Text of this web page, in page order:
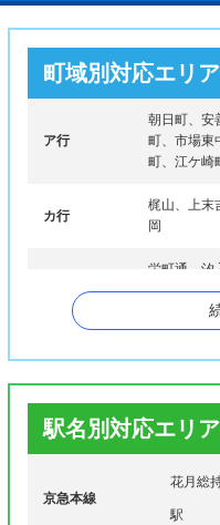
町域別対応エリア
ア行
朝日町、安
町、市場東
町、江ケ崎
カ行
梶山、上末
岡
栄町通、汐
吉、末広町
大黒町、大
ハ行
馬場、浜町
マ行 三ツ池公園
駅名別対応エリア
京急本線
花月総
駅